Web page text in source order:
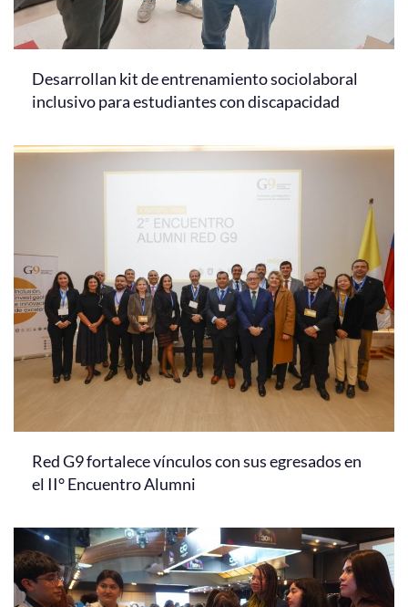
Desarrollan kit de entrenamiento sociolaboral
inclusivo para estudiantes con discapacidad
Red G9 fortalece vínculos con sus egresados en
el II° Encuentro Alumni